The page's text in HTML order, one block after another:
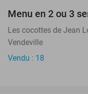
Menu en 2 ou 3
Les cocottes de Jean
Vendeville
Vendu : 18